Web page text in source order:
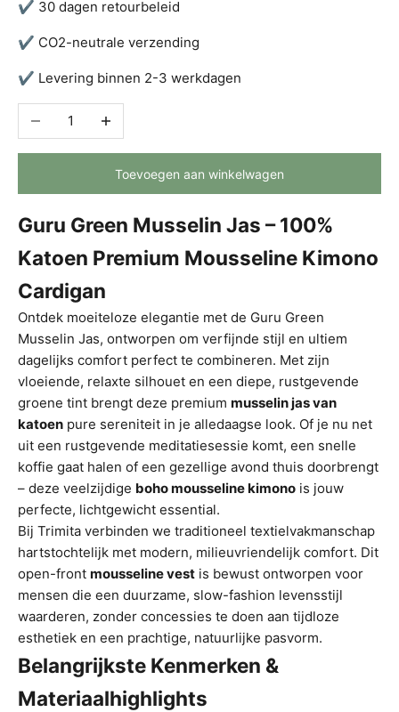
✔ 30 dagen retourbeleid
✔ CO2-neutrale verzending
✔ Levering binnen 2-3 werkdagen
Aantal verlagenAantal verhogen
Toevoegen aan winkelwagen
Guru Green Musselin Jas – 100%
Katoen Premium Mousseline Kimono
Cardigan
Ontdek moeiteloze elegantie met de Guru Green
Musselin Jas, ontworpen om verfijnde stijl en ultiem
dagelijks comfort perfect te combineren. Met zijn
vloeiende, relaxte silhouet en een diepe, rustgevende
groene tint brengt deze premium musselin jas van
katoen pure sereniteit in je alledaagse look. Of je nu net
uit een rustgevende meditatiesessie komt, een snelle
koffie gaat halen of een gezellige avond thuis doorbrengt
– deze veelzijdige boho mousseline kimono is jouw
perfecte, lichtgewicht essential.
Bij Trimita verbinden we traditioneel textielvakmanschap
hartstochtelijk met modern, milieuvriendelijk comfort. Dit
open-front mousseline vest is bewust ontworpen voor
mensen die een duurzame, slow-fashion levensstijl
waarderen, zonder concessies te doen aan tijdloze
esthetiek en een prachtige, natuurlijke pasvorm.
Belangrijkste Kenmerken &
Materiaalhighlights